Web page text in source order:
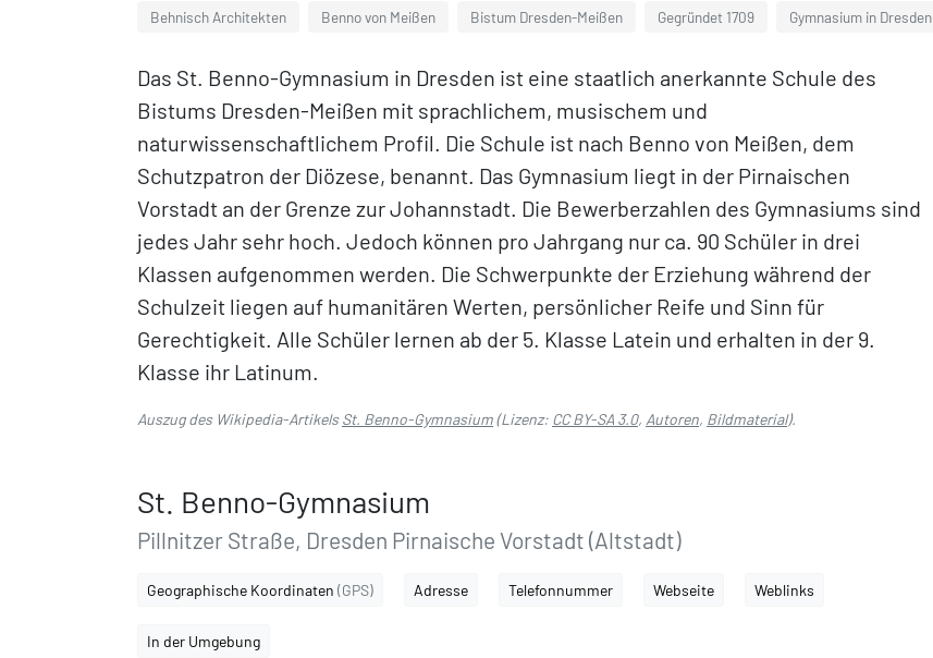
Behnisch Architekten Benno von Meißen Bistum Dresden-Meißen Gegründet 1709 Gymnasium in Dresden
Das St. Benno-Gymnasium in Dresden ist eine staatlich anerkannte Schule des
Bistums Dresden-Meißen mit sprachlichem, musischem und
naturwissenschaftlichem Profil. Die Schule ist nach Benno von Meißen, dem
Schutzpatron der Diözese, benannt. Das Gymnasium liegt in der Pirnaischen
Vorstadt an der Grenze zur Johannstadt. Die Bewerberzahlen des Gymnasiums sind
jedes Jahr sehr hoch. Jedoch können pro Jahrgang nur ca. 90 Schüler in drei
Klassen aufgenommen werden. Die Schwerpunkte der Erziehung während der
Schulzeit liegen auf humanitären Werten, persönlicher Reife und Sinn für
Gerechtigkeit. Alle Schüler lernen ab der 5. Klasse Latein und erhalten in der 9.
Klasse ihr Latinum.
Auszug des Wikipedia-ArtikelsSt. Benno-Gymnasium(Lizenz: CC BY-SA 3.0, Autoren, Bildmaterial).
St. Benno-Gymnasium
Pillnitzer Straße, Dresden Pirnaische Vorstadt (Altstadt)
Geographische Koordinaten (GPS) Adresse Telefonnummer Webseite Weblinks
In der Umgebung